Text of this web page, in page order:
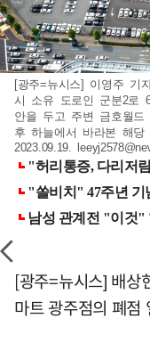
[광주=뉴시스] 이영주 기
시 소유 도로인 군분2로
안을 두고 주변 금호월
후 하늘에서 바라본 해
2023.09.19.
[광주=뉴시스] 배상
마트 광주점의 폐점